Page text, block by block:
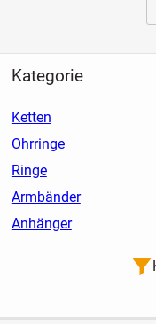
Kategorie
Ketten
Ohrringe
Ringe
Armbänder
Anhänger